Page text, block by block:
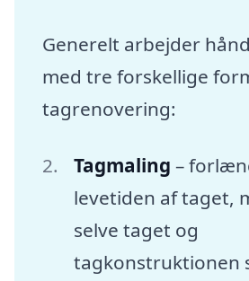
Generelt arbejder
med tre forskellige
tagrenovering:
Tagmaling –
levetiden af taget,
selve taget og
tagkonstruktionen